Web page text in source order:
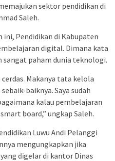
sektor pendidikan di
Saleh.
Pendidikan di Kabupaten
digital. Dimana kata
sangat paham dunia teknologi.
Makanya tata kelola
baiknya. Saya sudah
kalau pembelajaran
board,” ungkap Saleh.
Luwu Andi Pelanggi
mengungkapkan jika
digelar di kantor Dinas